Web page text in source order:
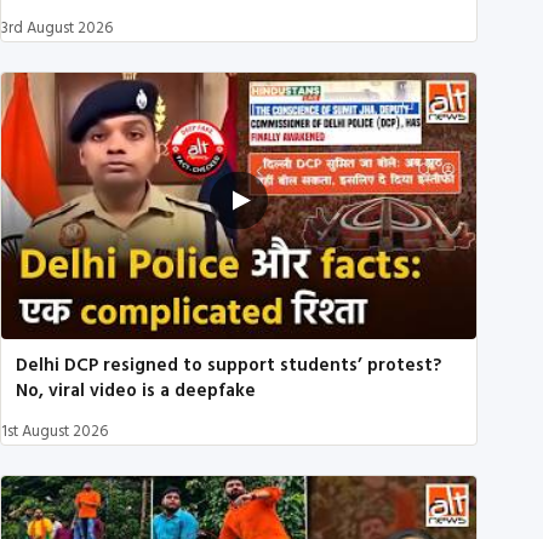
3rd August 2026
Delhi DCP resigned to support students’ protest?
No, viral video is a deepfake
1st August 2026